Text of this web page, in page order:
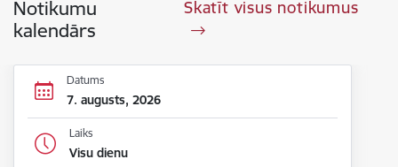
Notikumu
kalendārs
Skatīt visus notikumus
Datums
7. augusts, 2026
Laiks
Visu dienu